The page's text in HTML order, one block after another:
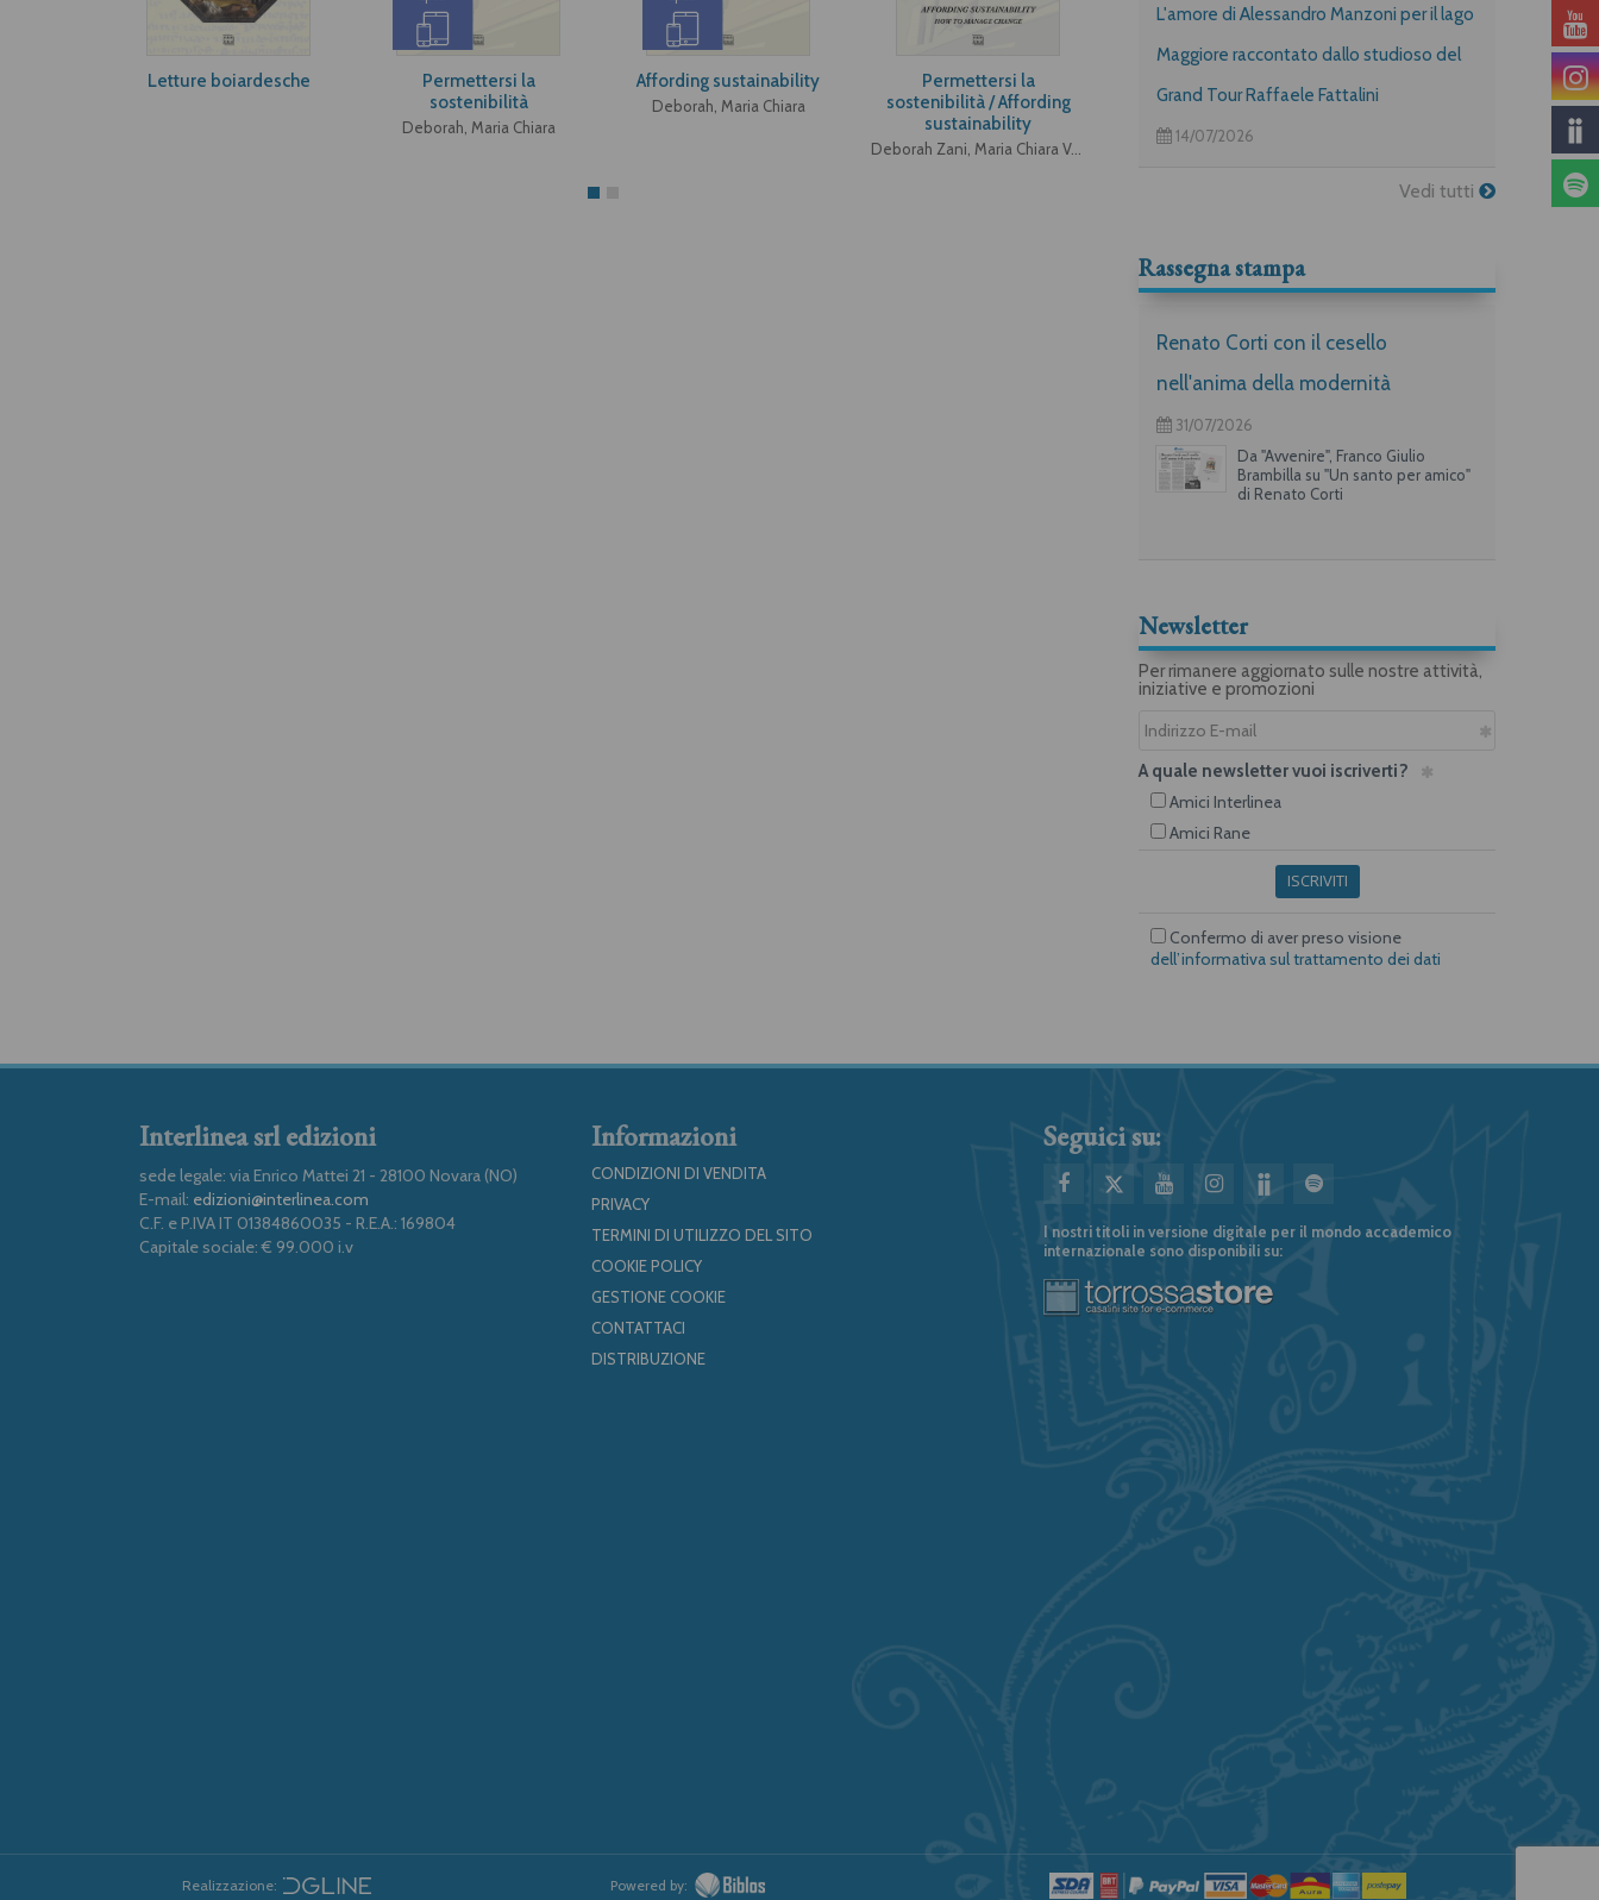
Letture boiardesche
Permettersi la
sostenibilità
Deborah, Maria Chiara
Affording sustainability
Deborah, Maria Chiara
Permettersi la
sostenibilità / Affording
sustainability
Deborah Zani, Maria Chiara Voci
cistercense
Guido Cariboni
L'amore di Alessandro Manzoni per il lago
Maggiore raccontato dallo studioso del
Grand Tour Raffaele Fattalini
14/07/2026
Vedi tutti
Rassegna stampa
Renato Corti con il cesello
nell'anima della modernità
31/07/2026
Da "Avvenire", Franco Giulio
Brambilla su "Un santo per amico"
di Renato Corti
Newsletter
Per rimanere aggiornato sulle nostre attività,
iniziative e promozioni
A quale newsletter vuoi iscriverti?
Amici Interlinea
Amici Rane
ISCRIVITI
Confermo di aver preso visione
dell’informativa sul trattamento dei dati
Interlinea srl edizioni
sede legale: via Enrico Mattei 21 - 28100 Novara (NO)
E-mail: edizioni@interlinea.com
C.F. e P.IVA IT 01384860035 - R.E.A.: 169804
Capitale sociale: € 99.000 i.v
Informazioni
CONDIZIONI DI VENDITA
PRIVACY
TERMINI DI UTILIZZO DEL SITO
COOKIE POLICY
GESTIONE COOKIE
CONTATTACI
DISTRIBUZIONE
Seguici su:
I nostri titoli in versione digitale per il mondo accademico
internazionale sono disponibili su:
Realizzazione: Powered by: